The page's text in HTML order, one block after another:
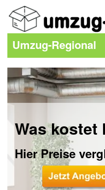
Umzug-Regional
Was kostet
Hier Preise